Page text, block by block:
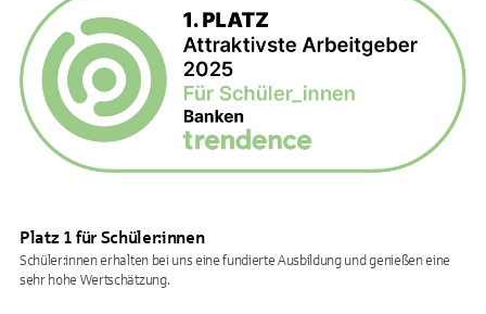
Platz 1 für Schüler:innen
Schüler:innen erhalten bei uns eine fundierte Ausbildung und genießen eine
sehr hohe Wertschätzung.